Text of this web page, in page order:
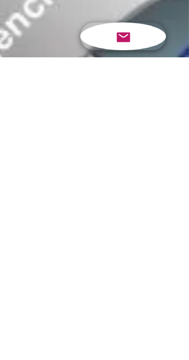
EUA pretendem lançar
constelação de satélites